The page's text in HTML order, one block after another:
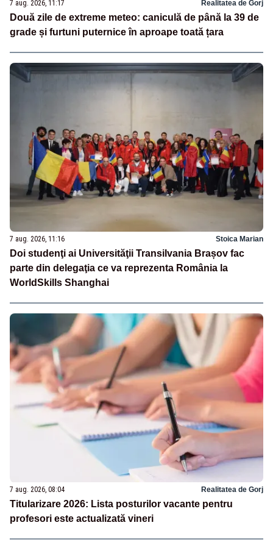
7 aug. 2026, 11:17 Realitatea de Gorj
Două zile de extreme meteo: caniculă de până la 39 de
grade și furtuni puternice în aproape toată țara
7 aug. 2026, 11:16 Stoica Marian
Doi studenţi ai Universităţii Transilvania Brașov fac
parte din delegaţia ce va reprezenta România la
WorldSkills Shanghai
7 aug. 2026, 08:04 Realitatea de Gorj
Titularizare 2026: Lista posturilor vacante pentru
profesori este actualizată vineri